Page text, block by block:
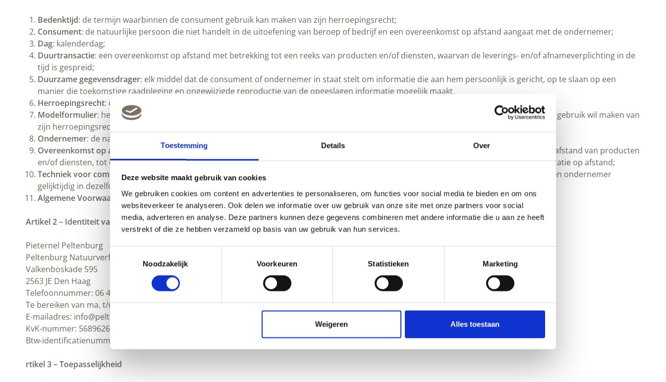
Toestemming Details Over
Deze website maakt gebruik van cookies
We gebruiken cookies om content en advertenties te personaliseren, om functies voor social media te bieden en om ons
websiteverkeer te analyseren. Ook delen we informatie over uw gebruik van onze site met onze partners voor social
media, adverteren en analyse. Deze partners kunnen deze gegevens combineren met andere informatie die u aan ze heeft
verstrekt of die ze hebben verzameld op basis van uw gebruik van hun services.
Toestemmingsselectie
Noodzakelijk
Voorkeuren Statistieken Marketing
Weigeren Alles toestaan
Bedenktijd: de termijn waarbinnen de consument gebruik kan maken van zijn herroepingsrecht;
Consument: de natuurlijke persoon die niet handelt in de uitoefening van beroep of bedrijf en een overeenkomst op afstand aangaat met de ondernemer;
Dag: kalenderdag;
Duurtransactie: een overeenkomst op afstand met betrekking tot een reeks van producten en/of diensten, waarvan de leverings- en/of afnameverplichting in de
tijd is gespreid;
Duurzame gegevensdrager: elk middel dat de consument of ondernemer in staat stelt om informatie die aan hem persoonlijk is gericht, op te slaan op een
manier die toekomstige raadpleging en ongewijzigde reproductie van de opgeslagen informatie mogelijk maakt.
Herroepingsrecht: de mogelijkheid voor de consument om binnen de bedenktijd af te zien van de overeenkomst op afstand;
Modelformulier: het modelformulier voor herroeping die de ondernemer ter beschikking stelt die een consument kan invullen wanneer hij gebruik wil maken van
zijn herroepingsrecht.
Ondernemer: de natuurlijke of rechtspersoon die producten en/of diensten op afstand aan consumenten aanbiedt;
Overeenkomst op afstand
: een overeenkomst waarbij in het kader van een door de ondernemer georganiseerd systeem voor verkoop op afstand van producten
en/of diensten, tot en met het sluiten van de overeenkomst uitsluitend gebruik gemaakt wordt van één of meer technieken voor communicatie op afstand;
Techniek voor communicatie op afstand: middel dat kan worden gebruikt voor het sluiten van een overeenkomst, zonder dat consument en ondernemer
gelijktijdig in dezelfde ruimte zijn samengekomen.
Algemene Voorwaarden: de onderhavige Algemene Voorwaarden van de ondernemer.
Artikel 2 – Identiteit van de ondernemer
Pieternel Peltenburg
Peltenburg Natuurverf
Valkenboskade 595
2563 JE Den Haag
Telefoonnummer: 06 41 85 25 57
Te bereiken van ma. t/m vr. van 9.00u tot 17.00u
E-mailadres: info@peltenburgnatuurverf.nl
KvK-nummer: 56896263
Btw-identificatienummer: NL001570554B24
rtikel 3 – Toepasselijkheid